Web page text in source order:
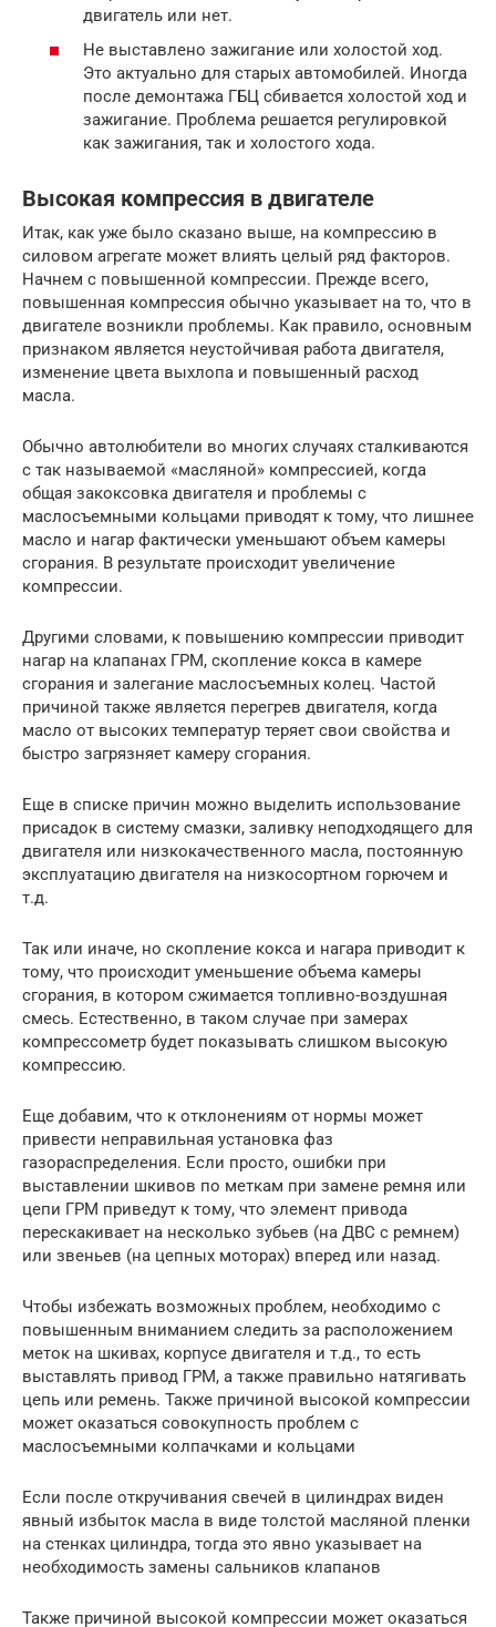
двигатель или нет.
Не выставлено зажигание или холостой ход.
Это актуально для старых автомобилей. Иногда
после демонтажа ГБЦ сбивается холостой ход и
зажигание. Проблема решается регулировкой
как зажигания, так и холостого хода.
Высокая компрессия в двигателе
Итак, как уже было сказано выше, на компрессию в
силовом агрегате может влиять целый ряд факторов.
Начнем с повышенной компрессии. Прежде всего,
повышенная компрессия обычно указывает на то, что в
двигателе возникли проблемы. Как правило, основным
признаком является неустойчивая работа двигателя,
изменение цвета выхлопа и повышенный расход
масла.
Обычно автолюбители во многих случаях сталкиваются
с так называемой «масляной» компрессией, когда
общая закоксовка двигателя и проблемы с
маслосъемными кольцами приводят к тому, что лишнее
масло и нагар фактически уменьшают объем камеры
сгорания. В результате происходит увеличение
компрессии.
Другими словами, к повышению компрессии приводит
нагар на клапанах ГРМ, скопление кокса в камере
сгорания и залегание маслосъемных колец. Частой
причиной также является перегрев двигателя, когда
масло от высоких температур теряет свои свойства и
быстро загрязняет камеру сгорания.
Еще в списке причин можно выделить использование
присадок в систему смазки, заливку неподходящего для
двигателя или низкокачественного масла, постоянную
эксплуатацию двигателя на низкосортном горючем и
т.д.
Так или иначе, но скопление кокса и нагара приводит к
тому, что происходит уменьшение объема камеры
сгорания, в котором сжимается топливно-воздушная
смесь. Естественно, в таком случае при замерах
компрессометр будет показывать слишком высокую
компрессию.
Еще добавим, что к отклонениям от нормы может
привести неправильная установка фаз
газораспределения. Если просто, ошибки при
выставлении шкивов по меткам при замене ремня или
цепи ГРМ приведут к тому, что элемент привода
перескакивает на несколько зубьев (на ДВС с ремнем)
или звеньев (на цепных моторах) вперед или назад.
Чтобы избежать возможных проблем, необходимо с
повышенным вниманием следить за расположением
меток на шкивах, корпусе двигателя и т.д., то есть
выставлять привод ГРМ, а также правильно натягивать
цепь или ремень. Также причиной высокой компрессии
может оказаться совокупность проблем с
маслосъемными колпачками и кольцами
Если после откручивания свечей в цилиндрах виден
явный избыток масла в виде толстой масляной пленки
на стенках цилиндра, тогда это явно указывает на
необходимость замены сальников клапанов
Также причиной высокой компрессии может оказаться